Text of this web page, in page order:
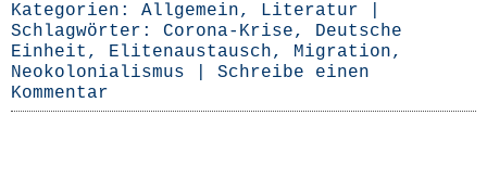
Kategorien: Allgemein, Literatur
Schlagwörter: Corona-Krise, Deutsche
Einheit , Elitenaustausch, Migration,
Neokolonialismus
Schreibe einen
Kommentar